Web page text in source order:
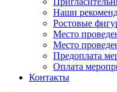
Наши
Ростовые
Место
Место
Предоплата
Оплата
Контакты